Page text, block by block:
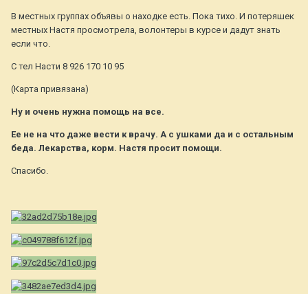
В местных группах объявы о находке есть. Пока тихо. И потеряшек
местных Настя просмотрела, волонтеры в курсе и дадут знать
если что.
С тел Насти 8 926 170 10 95
(Карта привязана)
Ну и очень нужна помощь на все.
Ее не на что даже вести к врачу. А с ушками да и с остальным
беда. Лекарства, корм. Настя просит помощи.
Спасибо.